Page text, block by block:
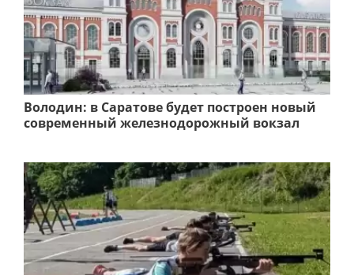
Володин: в Саратове будет построен новый
современный железнодорожный вокзал